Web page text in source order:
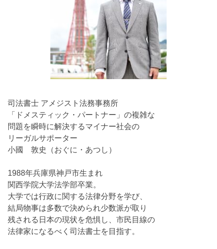
司法書士 アメジスト法務事務所
「ドメスティック・パートナー」の複雑な
問題を瞬時に解決するマイナー社会の
リーガルサポーター
小國 敦史（おぐに・あつし）
1988年兵庫県神戸市生まれ
関西学院大学法学部卒業。
大学では行政に関する法律分野を学び、
結局物事は多数で決められ少数派が取り
残される日本の現状を危惧し、市民目線の
法律家になるべく司法書士を目指す。